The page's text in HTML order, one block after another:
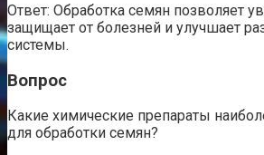
Ответ: Обработка семян позволяет
защищает от болезней и улучшает
системы.
Вопрос
Какие химические препараты
для обработки семян?